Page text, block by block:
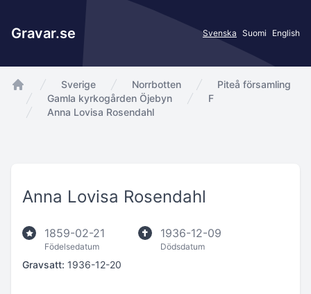
Gravar.se Svenska Suomi English
app.Start
Sverige Norrbotten
Piteå församling
Gamla kyrkogården Öjebyn
F
Anna Lovisa Rosendahl
Anna Lovisa Rosendahl
1859-02-21
Födelsedatum
1936-12-09
Dödsdatum
Gravsatt: 1936-12-20